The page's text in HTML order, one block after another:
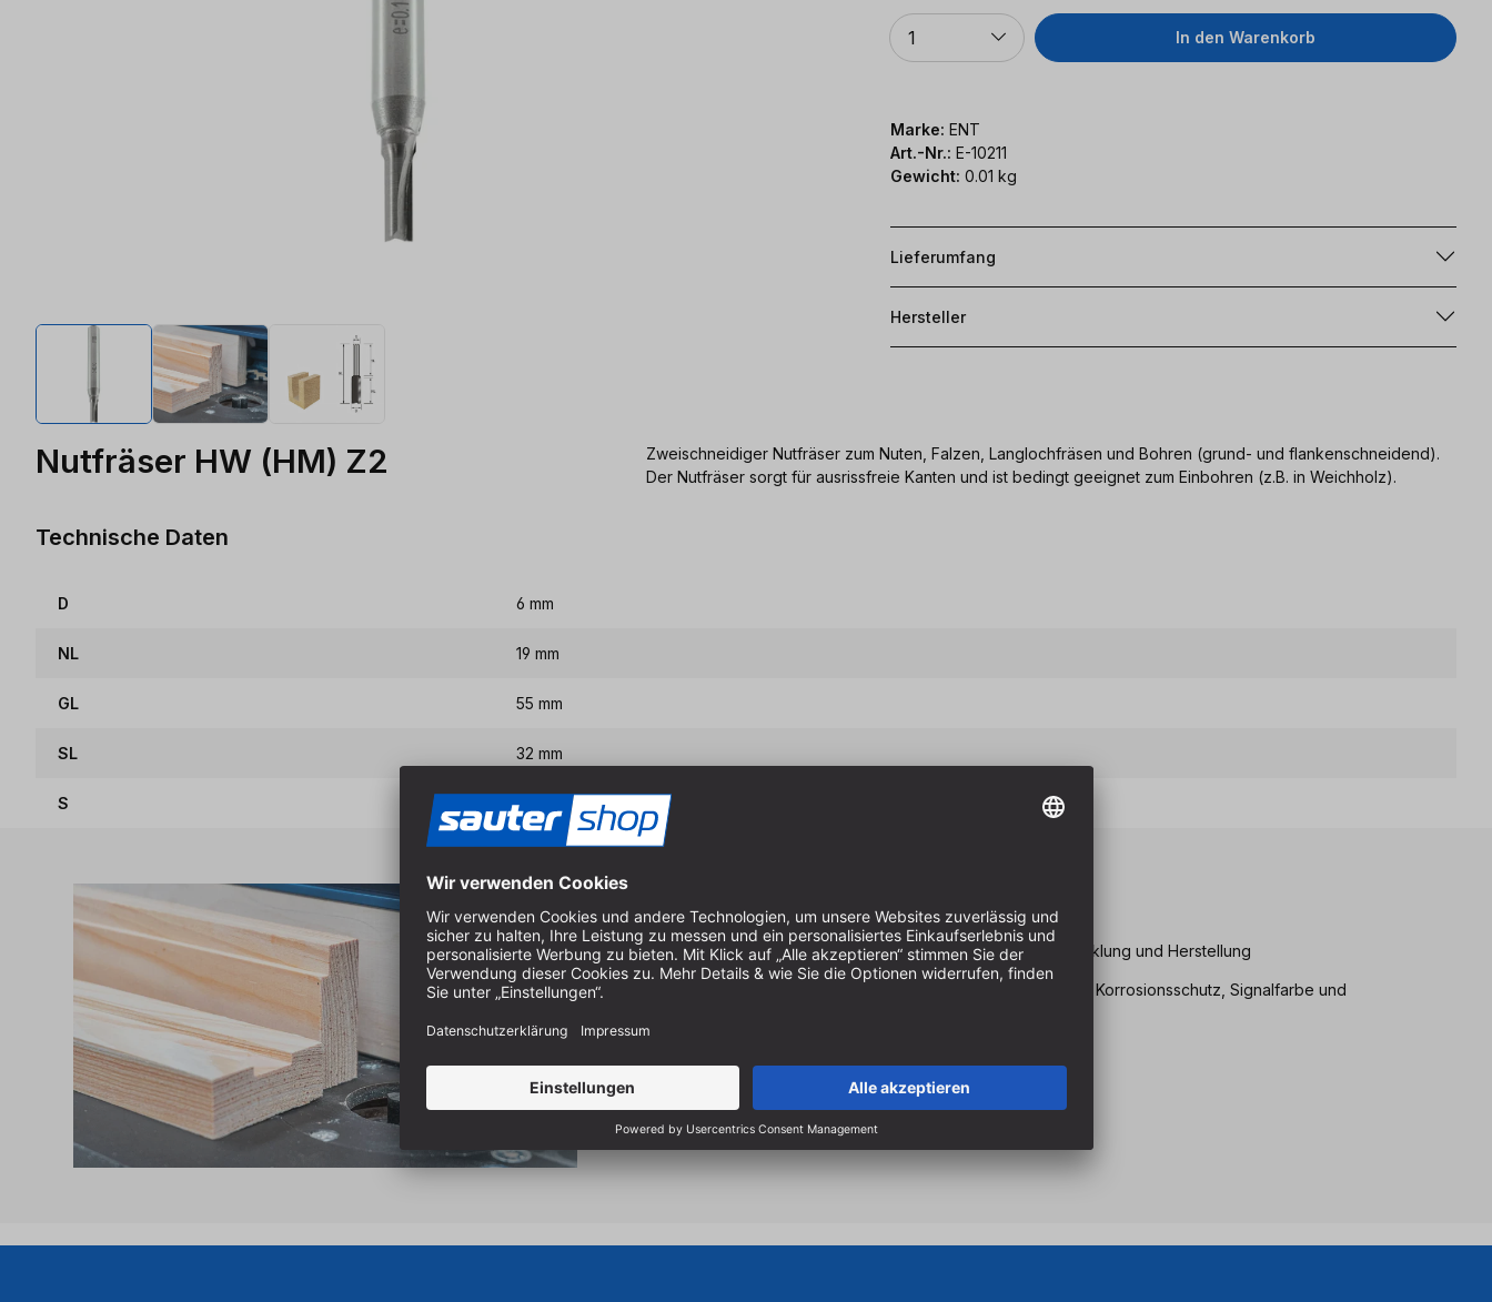
Anzahl
1 In den Warenkorb
Marke: ENT
Art.-Nr.: E-10211
Gewicht: 0.01 kg
Lieferumfang
Hersteller
Nutfräser HW (HM) Z2
Zweischneidiger Nutfräser zum Nuten, Falzen, Langlochfräsen und Bohren (grund- und flankenschneidend).
Der Nutfräser sorgt für ausrissfreie Kanten und ist bedingt geeignet zum Einbohren (z.B. in Weichholz).
Technische Daten
D 6 mm
NL 19 mm
GL 55 mm
SL 32 mm
S 6 mm
Hartmetall (HM) aus freud eigener Entwicklung und Herstellung
für höherer Lebensdauer, Korrosionsschutz, Signalfarbe und